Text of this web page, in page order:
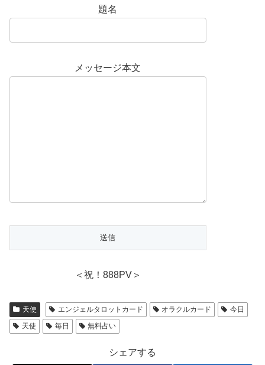
題名
メッセージ本文
＜祝！888PV＞
天使 エンジェルタロットカード オラクルカード
今日
天使
毎日 無料占い
シェアする